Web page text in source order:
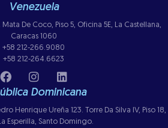
Venezuela
De Coco, Piso 5, Oficina 5E, La Castellana,
Caracas 1060
+58 212-266.9080
+58 212-264.6623
Dominicana
Henrique Ureña 123. Torre Da Silva IV, Piso 18,
Esperilla, Santo Domingo.